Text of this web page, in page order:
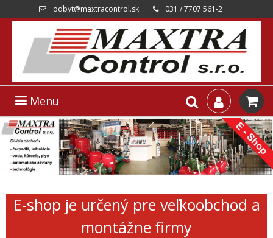
odbyt@maxtracontrol.sk 031 / 7707 561-2
Menu
E-shop je určený pre veľkoobchod a
montážne firmy